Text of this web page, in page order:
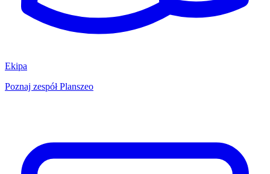
Ekipa
Poznaj zespół Planszeo